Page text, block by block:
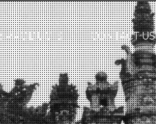
PRODUCTS CONTACT US